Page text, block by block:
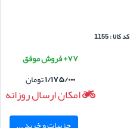
کد کالا : 1155
۷۷+ فروش موفق
۱/۱۷۵/۰۰۰تومان
امکان ارسال روزانه